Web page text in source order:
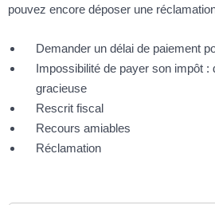
pouvez encore déposer une
Demander un délai de paiement
Impossibilité de payer son impôt :
gracieuse
Rescrit fiscal
Recours amiables
Réclamation